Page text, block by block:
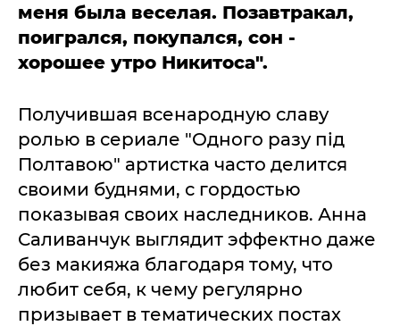
меня была веселая. Позавтракал,
поигрался, покупался, сон -
хорошее утро Никитоса".
Получившая всенародную славу
ролью в сериале "Одного разу під
Полтавою" артистка часто делится
своими буднями, с гордостью
показывая своих наследников. Анна
Саливанчук выглядит эффектно даже
без макияжа благодаря тому, что
любит себя, к чему регулярно
призывает в тематических постах